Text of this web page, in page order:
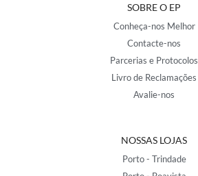
SOBRE O EP
Conheça-nos Melhor
Contacte-nos
Parcerias e Protocolos
Livro de Reclamações
Avalie-nos
NOSSAS LOJAS
Porto - Trindade